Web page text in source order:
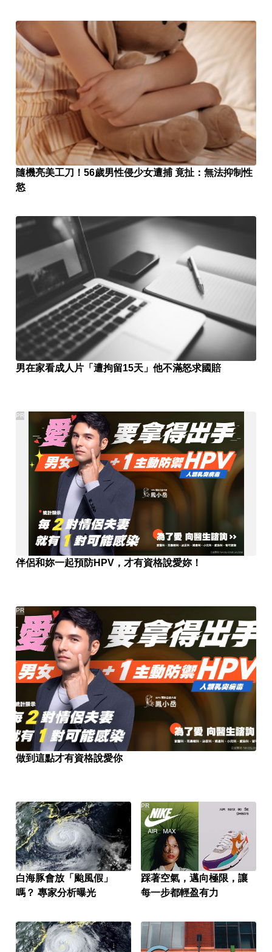
隨機亮美工刀！56歲男性侵少女遭捕 竟扯：無法抑制性
慾
男在家看成人片「遭拘留15天」他不滿怒求國賠
伴侶和妳一起預防HPV，才有資格說愛妳！
PR
做到這點才有資格說愛你
PR
白海豚會放「颱風假」
嗎？ 專家分析曝光
踩著空氣，邁向極限，讓
每一步都輕盈有力
PR